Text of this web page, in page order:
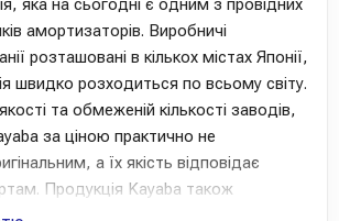
яка на сьогодні є одним з провідних
амортизаторів. Виробничі
розташовані в кількох містах Японії,
швидко розходиться по всьому світу.
та обмеженій кількості заводів,
за ціною практично не
а їх якість відповідає
Продукція Kayaba також
на конвеєрах таких марок, як